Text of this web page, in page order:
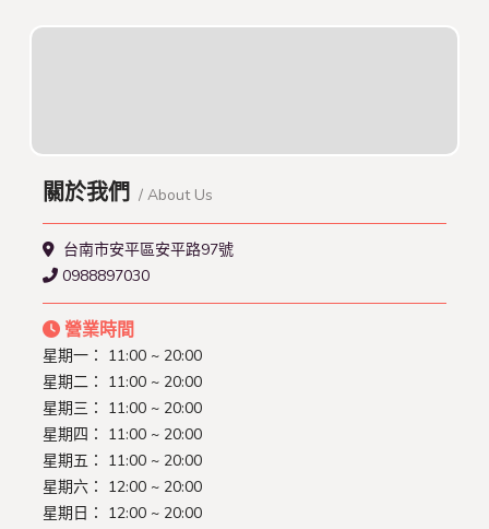
關於我們 / About Us
台南市安平區安平路97號
0988897030
營業時間
星期一： 11:00 ~ 20:00
星期二： 11:00 ~ 20:00
星期三： 11:00 ~ 20:00
星期四： 11:00 ~ 20:00
星期五： 11:00 ~ 20:00
星期六： 12:00 ~ 20:00
星期日： 12:00 ~ 20:00